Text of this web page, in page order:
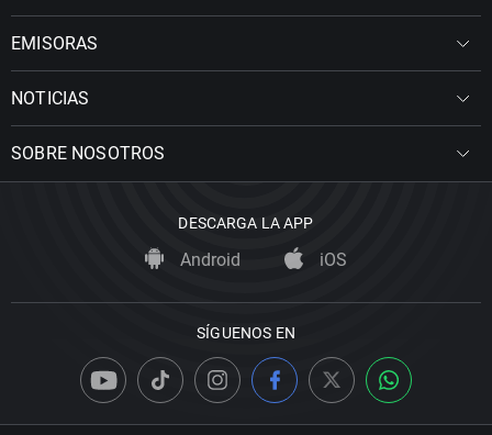
EMISORAS
NOTICIAS
SOBRE NOSOTROS
DESCARGA LA APP
Android iOS
SÍGUENOS EN